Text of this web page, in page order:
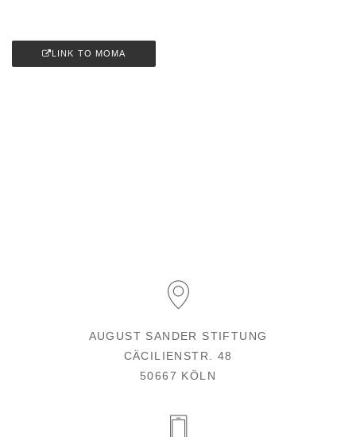
LINK TO MOMA
AUGUST SANDER STIFTUNG
CÄCILIENSTR. 48
50667 KÖLN